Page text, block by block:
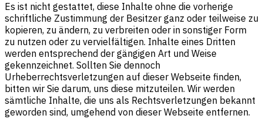
Es ist nicht gestattet, diese Inhalte ohne die vorherige
schriftliche Zustimmung der Besitzer ganz oder teilweise zu
kopieren, zu ändern, zu verbreiten oder in sonstiger Form
zu nutzen oder zu vervielfältigen. Inhalte eines Dritten
werden entsprechend der gängigen Art und Weise
gekennzeichnet. Sollten Sie dennoch
Urheberrechtsverletzungen auf dieser Webseite finden,
bitten wir Sie darum, uns diese mitzuteilen. Wir werden
sämtliche Inhalte, die uns als Rechtsverletzungen bekannt
geworden sind, umgehend von dieser Webseite entfernen.